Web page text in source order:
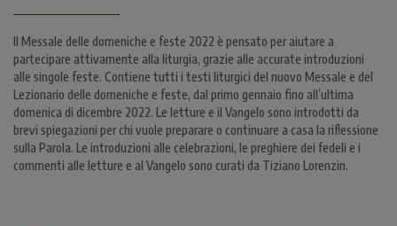
Il Messale delle domeniche e feste 2022 è pensato per aiutare a
partecipare attivamente alla liturgia, grazie alle accurate introduzioni
alle singole feste. Contiene tutti i testi liturgici del nuovo Messale e del
Lezionario delle domeniche e feste, dal primo gennaio fino all’ultima
domenica di dicembre 2022. Le letture e il Vangelo sono introdotti da
brevi spiegazioni per chi vuole preparare o continuare a casa la riflessione
sulla Parola. Le introduzioni alle celebrazioni, le preghiere dei fedeli e i
commenti alle letture e al Vangelo sono curati da Tiziano Lorenzin.